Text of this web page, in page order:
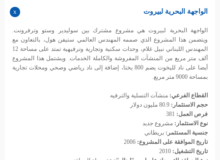
الواجهة البحرية لبيروت
الواجهة البحرية لبيروت هي مشروع مشترك بين سوليدير وستو وترفرونت.
ويتضمن هذا المشروع الذي صممه المهندس العالمي ستيفن هول، بالتعاون مع
المهندس اللبناني نبيل غلام، وحدات سكنية وتجارية وترفيهية تمتد على مساحة 12
ألف متر مربع من المنشآت المفروشة والكاملة الخدمات. ويشتمل هذا المشروع
أيضا على ناد لليخوت يضم 800 يختا، إضافة إلى ناد رياضي وصحي ومحلات تجارية
بمساحة 9000 متر مربع.
القطاع الفرعي: منشآت التسلية والترفيه
حجم الاستثمار: 80.9 مليون دولار
فرص العمل:
نوع الاستثمار: مشروع جديد
جنسية المستثمر: بريطاني
تاريخ الموافقة على المشروع: 2006
تاريخ التشغيل: 2010